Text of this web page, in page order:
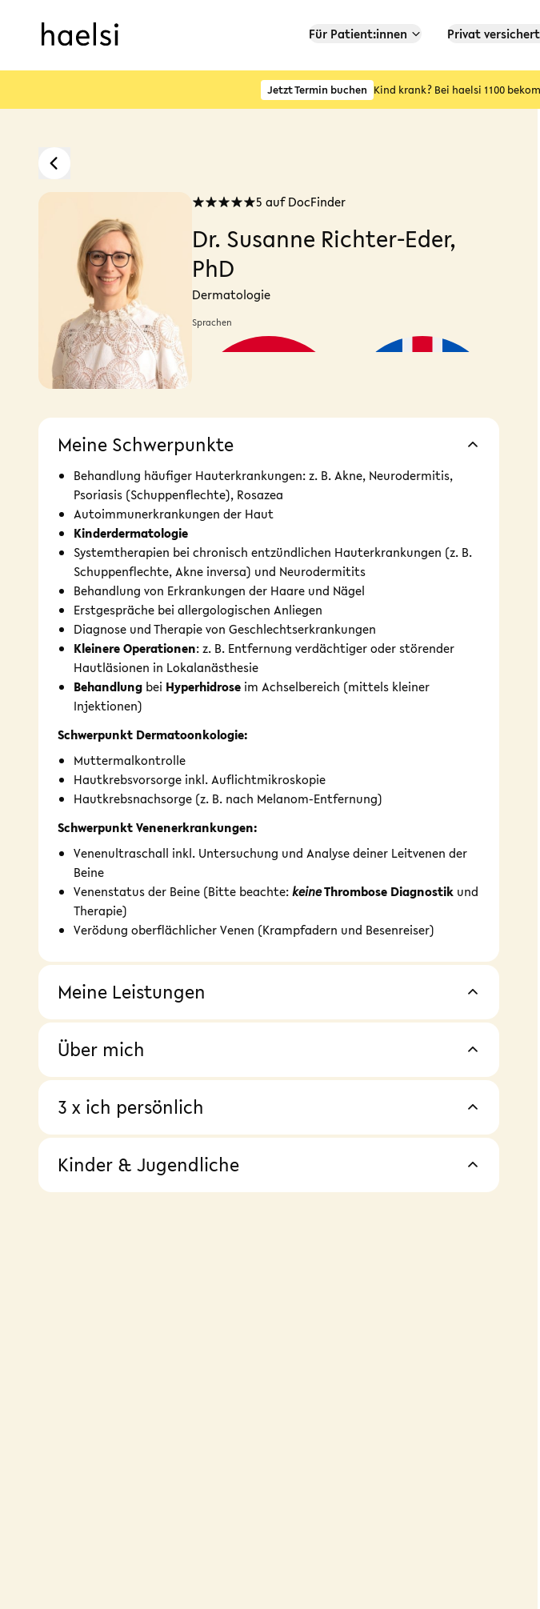
Für Patient:innen Privat
Jetzt Termin buchen Kind krank? Bei haelsi 1100
5 auf DocFinder
Dr. Susanne Richter-Eder,
PhD
Dermatologie
Sprachen
Meine Schwerpunkte
Behandlung häufiger Hauterkrankungen: z. B. Akne, Neurodermitis,
Psoriasis (Schuppenflechte), Rosazea
Autoimmunerkrankungen der Haut
Kinderdermatologie
Systemtherapien bei chronisch entzündlichen Hauterkrankungen (z. B.
Schuppenflechte, Akne inversa) und Neurodermitits
Behandlung von Erkrankungen der Haare und Nägel
Erstgespräche bei allergologischen Anliegen
Diagnose und Therapie von Geschlechtserkrankungen
Kleinere Operationen: z. B. Entfernung verdächtiger oder störender
Hautläsionen in Lokalanästhesie
Behandlung bei Hyperhidrose im Achselbereich (mittels kleiner
Injektionen)
Schwerpunkt Dermatoonkologie:
Muttermalkontrolle
Hautkrebsvorsorge inkl. Auflichtmikroskopie
Hautkrebsnachsorge (z. B. nach Melanom-Entfernung)
Schwerpunkt Venenerkrankungen:
Venenultraschall inkl. Untersuchung und Analyse deiner Leitvenen der
Beine
Venenstatus der Beine (Bitte beachte:keineThrombose Diagnostik und
Therapie)
Verödung oberflächlicher Venen (Krampfadern und Besenreiser)
Meine Leistungen
Über mich
3 x ich persönlich
Kinder & Jugendliche